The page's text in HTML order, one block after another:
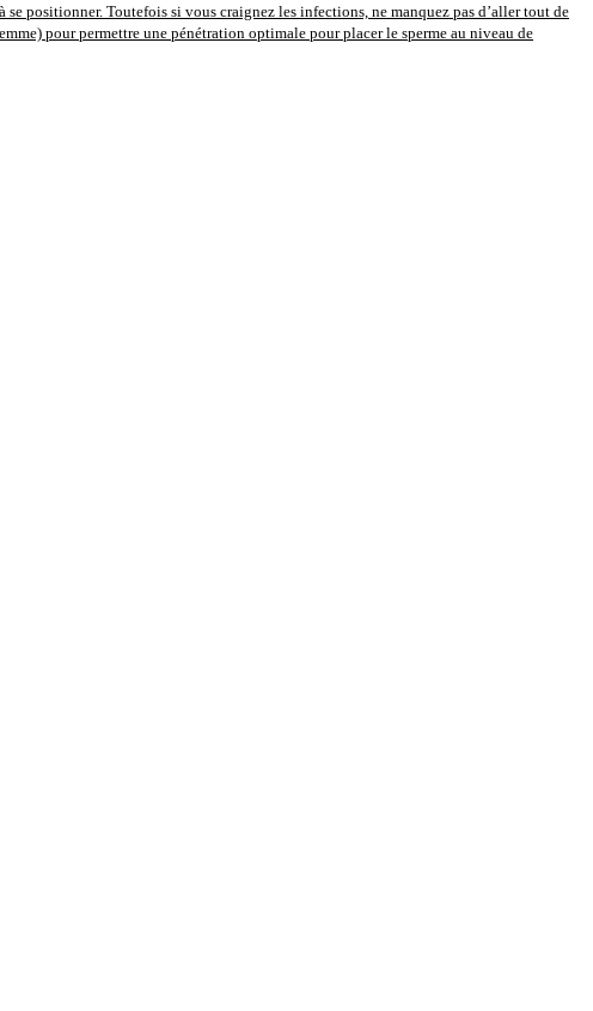
positionner. Toutefois si vous craignez les infections, ne manquez pas d’aller tout de
pour permettre une pénétration optimale pour placer le sperme au niveau de